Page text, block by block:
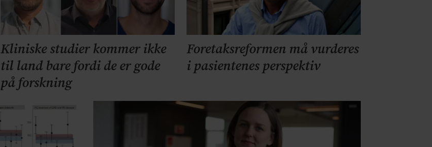
Kliniske studier kommer ikke
til land bare fordi de er gode
på forskning
Foretaksreformen må vurderes
i pasientenes perspektiv